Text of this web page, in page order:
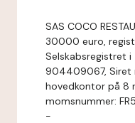
SAS COCO
30000 euro,
Selskabsregistret
904409067, Siret
hovedkontor på 8
momsnummer:
-